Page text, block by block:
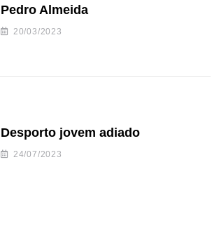
Pedro Almeida
20/03/2023
Desporto jovem adiado
24/07/2023